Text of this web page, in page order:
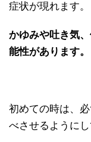
症状が現れます。
かゆみや吐き気
能性があります。
初めての時は、
べさせるようにし